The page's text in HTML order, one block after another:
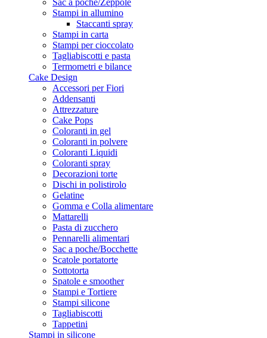
Sac a poche/Zeppole
Stampi in allumino
Staccanti spray
Stampi in carta
Stampi per cioccolato
Tagliabiscotti e pasta
Termometri e bilance
Cake Design
Accessori per Fiori
Addensanti
Attrezzature
Cake Pops
Coloranti in gel
Coloranti in polvere
Coloranti Liquidi
Coloranti spray
Decorazioni torte
Dischi in polistirolo
Gelatine
Gomma e Colla alimentare
Mattarelli
Pasta di zucchero
Pennarelli alimentari
Sac a poche/Bocchette
Scatole portatorte
Sottotorta
Spatole e smoother
Stampi e Tortiere
Stampi silicone
Tagliabiscotti
Tappetini
Stampi in silicone